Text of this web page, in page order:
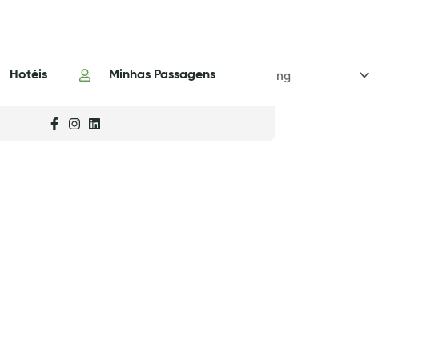
Hotéis Minhas Passagens